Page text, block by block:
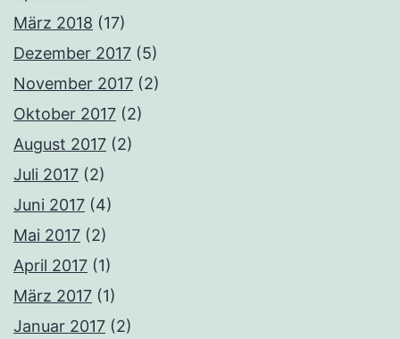
März 2018 (17)
Dezember 2017 (5)
November 2017 (2)
Oktober 2017 (2)
August 2017 (2)
Juli 2017 (2)
Juni 2017 (4)
Mai 2017 (2)
April 2017 (1)
März 2017 (1)
Januar 2017 (2)